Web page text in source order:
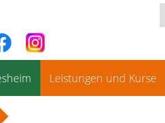
Leistungen und Kurse